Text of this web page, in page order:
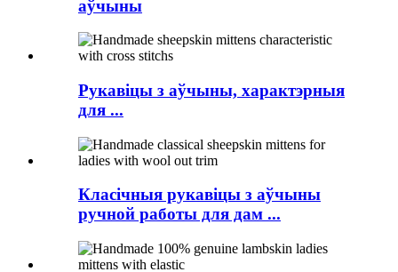
аўчыны
Рукавіцы з аўчыны, характэрныя
для ...
Класічныя рукавіцы з аўчыны
ручной работы для дам ...